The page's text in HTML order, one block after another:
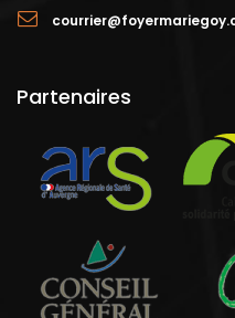
Partenaires